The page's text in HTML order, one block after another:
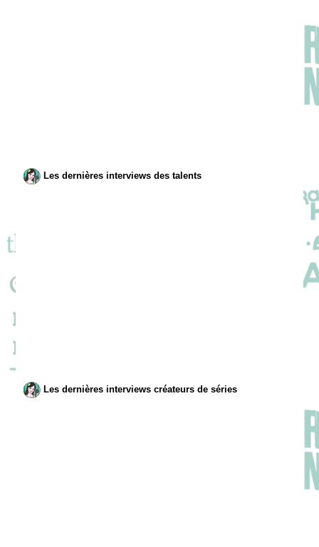
Les dernières interviews des talents
Les dernières interviews créateurs de séries